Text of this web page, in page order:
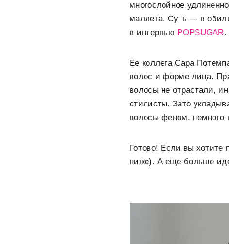
многослойное
маллета. Суть — в
в интервью POPSUGAR.
Ее коллега Сара
волос и форме лица.
волосы не отрастали,
стилисты. Зато
волосы феном, немного
Готово! Если вы хотите
ниже). А еще больше